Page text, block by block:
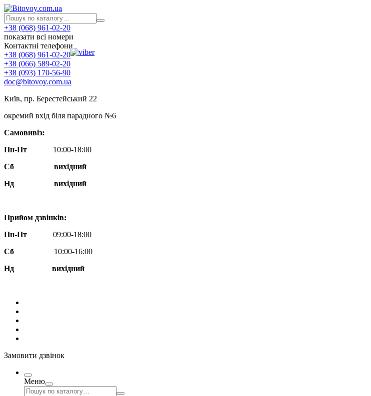
+38 (068) 961-02-20
показати всі номери
Контактні телефони
+38 (068) 961-02-20
+38 (066) 589-02-20
+38 (093) 170-56-90
doc@bitovoy.com.ua
Київ, пр. Берестейський 22
окремий вхід біля парадного №6
Самовивіз:
Пн-Пт
10:00-18:00
Сб
вихідний
Нд
вихідний
Прийом дзвінків:
Пн-Пт
09:00-18:00
Сб
10:00-16:00
Нд вихідний
Замовити дзвінок
Меню